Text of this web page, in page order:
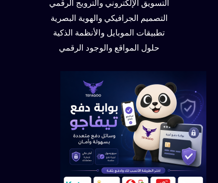
التسويق الإلكتروني والترويج الرقمي
التصميم الجرافيكي والهوية البصرية
تطبيقات الموبايل والأنظمة الذكية
حلول المواقع والوجود الرقمي